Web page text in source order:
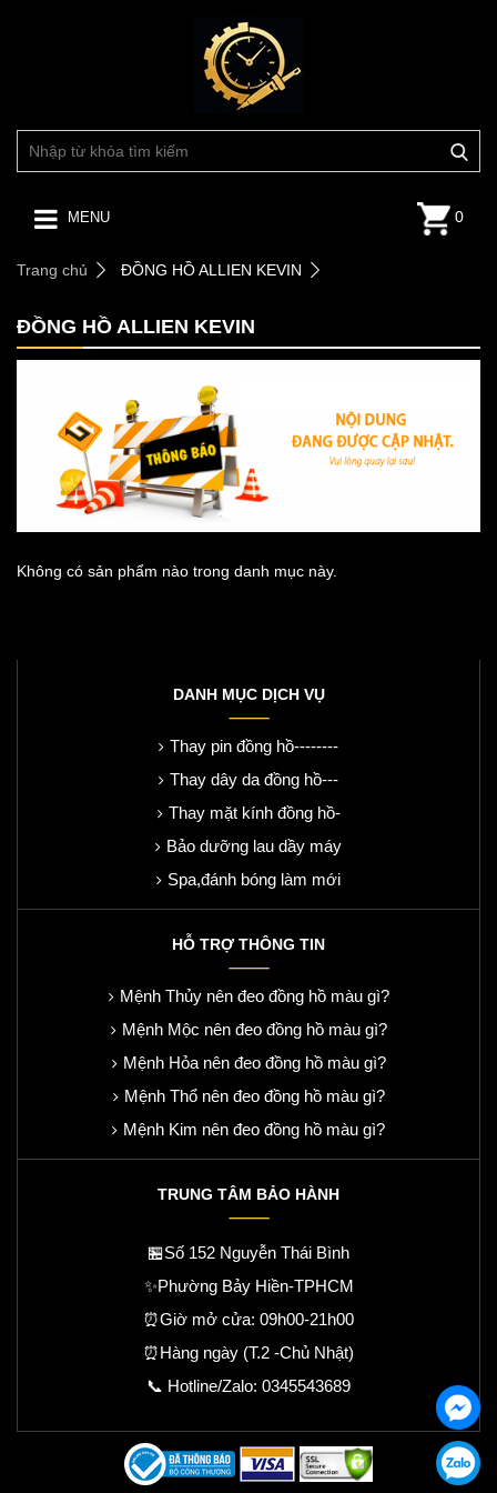
MENU 0
Trang chủ ĐỒNG HỒ ALLIEN KEVIN
ĐỒNG HỒ ALLIEN KEVIN
Không có sản phẩm nào trong danh mục này.
DANH MỤC DỊCH VỤ
Thay pin đồng hồ--------
Thay dây da đồng hồ---
Thay mặt kính đồng hồ-
Bảo dưỡng lau dầy máy
Spa,đánh bóng làm mới
HỖ TRỢ THÔNG TIN
Mệnh Thủy nên đeo đồng hồ màu gì?
Mệnh Mộc nên đeo đồng hồ màu gì?
Mệnh Hỏa nên đeo đồng hồ màu gì?
Mệnh Thổ nên đeo đồng hồ màu gì?
Mệnh Kim nên đeo đồng hồ màu gì?
TRUNG TÂM BẢO HÀNH
🏪Số 152 Nguyễn Thái Bình
✨Phường Bảy Hiền-TPHCM
⏰Giờ mở cửa: 09h00-21h00
⏰Hàng ngày (T.2 -Chủ Nhật)
📞 Hotline/Zalo: 0345543689